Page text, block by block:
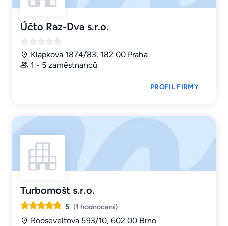
Účto Raz-Dva s.r.o.
Klapkova 1874/83, 182 00 Praha
1 - 5 zaměstnanců
PROFIL FIRMY
Turbomošt s.r.o.
5 (1 hodnocení)
Rooseveltova 593/10, 602 00 Brno